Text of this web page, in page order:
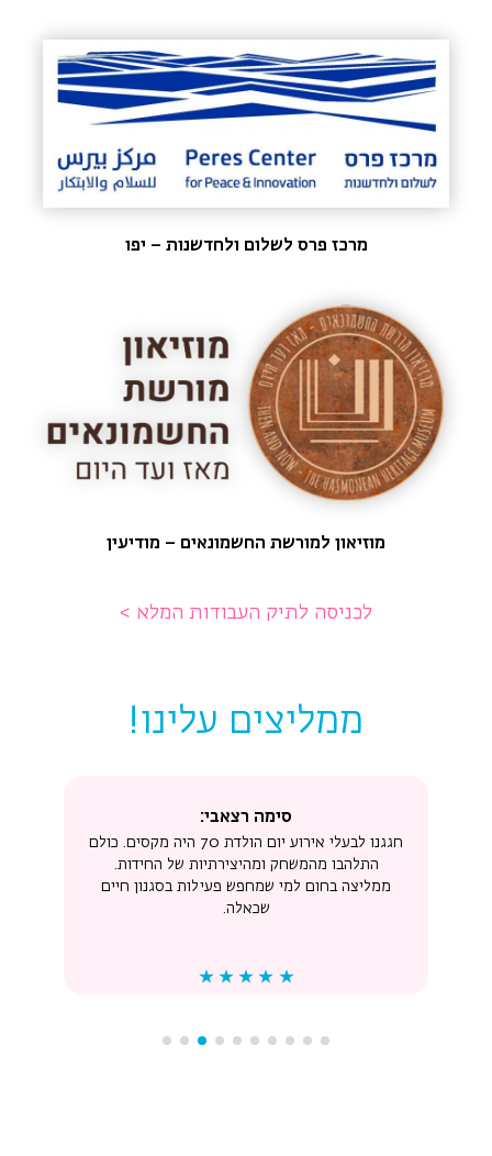
מרכז פרס לשלום ולחדשנות – יפו
מוזיאון למורשת החשמונאים – מודיעין
לכניסה לתיק העבודות המלא >
ממליצים עלינו!
סימה רצאבי:
חגגנו לבעלי אירוע יום הולדת 70
היה מקסים. כולם
התלהבו מהמשחק ומהיצירתיות של החידות.
ממליצה בחום למי שמחפש פעילות בסגנון חיים
שכאלה.